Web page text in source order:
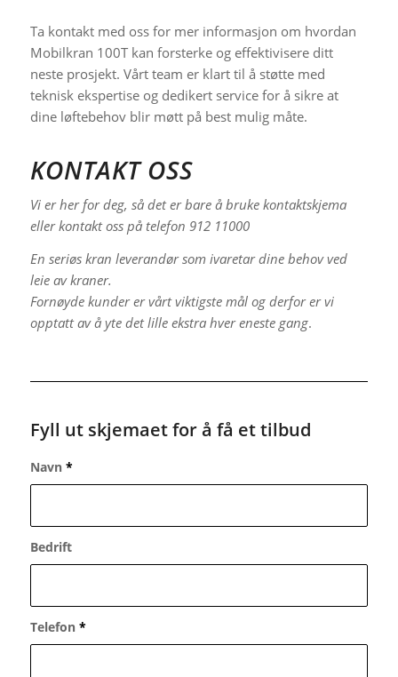
Ta kontakt med oss for mer informasjon om hvordan
Mobilkran 100T kan forsterke og effektivisere ditt
neste prosjekt. Vårt team er klart til å støtte med
teknisk ekspertise og dedikert service for å sikre at
dine løftebehov blir møtt på best mulig måte.
KONTAKT OSS
Vi er her for deg, så det er bare å bruke kontaktskjema
eller kontakt oss på telefon 912 11000
En seriøs kran leverandør som ivaretar dine behov ved
leie av kraner.
Fornøyde kunder er vårt viktigste mål og derfor er vi
opptatt av å yte det lille ekstra hver eneste gang.
Fyll ut skjemaet for å få et tilbud
Navn *
Bedrift
Telefon *